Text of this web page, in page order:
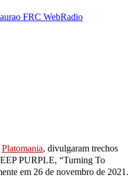
FRC WebRadio
Platomania, divulgaram trechos
PURPLE, “Turning To
em 26 de novembro de 2021.